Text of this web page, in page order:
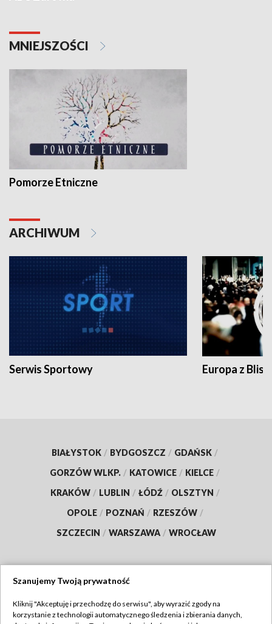
MNIEJSZOŚCI
Pomorze Etniczne
ARCHIWUM
Serwis Sportowy Europa z
BIAŁYSTOK / BYDGOSZCZ / GDAŃSK /
GORZÓW WLKP. / KATOWICE / KIELCE /
KRAKÓW / LUBLIN / ŁÓDŹ / OLSZTYN /
OPOLE / POZNAŃ / RZESZÓW /
SZCZECIN / WARSZAWA / WROCŁAW
TVP
Szanujemy Twoją prywatność
Kliknij "Akceptuję i przechodzę do serwisu", aby wyrazić zgody na
korzystanie z technologii automatycznego śledzenia i zbierania danych,